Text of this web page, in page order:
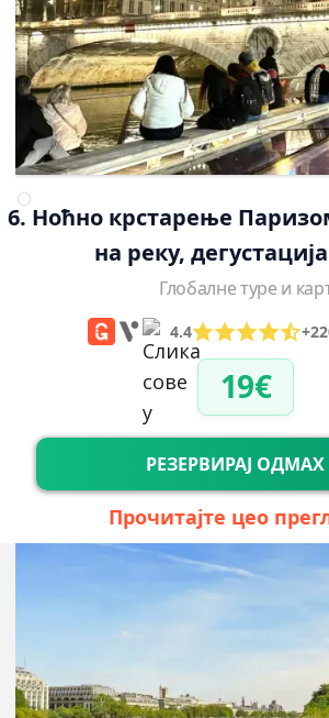
6. Ноћно крстарење
на реку,
Глобалне туре и
4.4
19€
РЕЗЕРВИРАЈ
Прочитајте цео